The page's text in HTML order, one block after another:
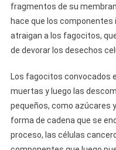
fragmentos de su
hace que los
atraigan a los fagocitos,
de devorar los desechos
Los fagocitos convocados
muertas y luego las
pequeños, como azúcares
forma de cadena que se
proceso, las células